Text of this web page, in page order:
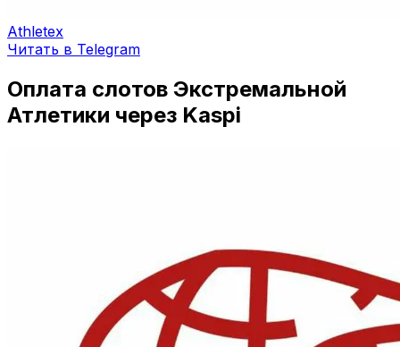
Athletex
Читать в Telegram
Оплата слотов Экстремальной
Атлетики через Kaspi